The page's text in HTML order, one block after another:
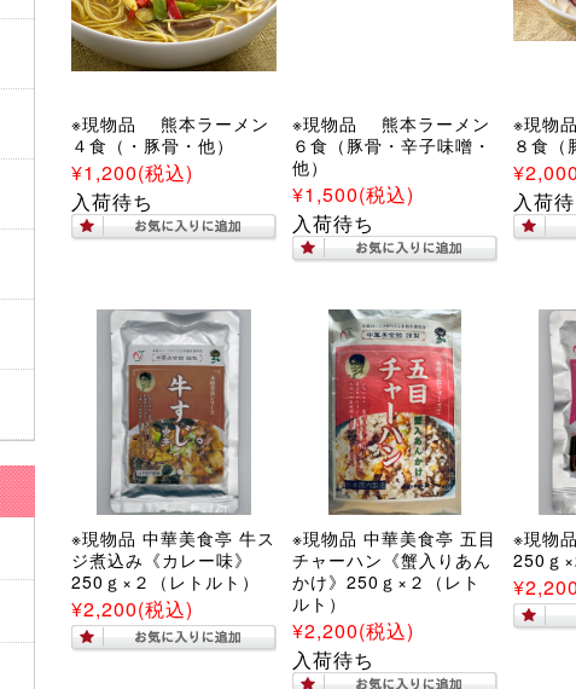
※現物品 熊本ラーメン
４食（・豚骨・他）
¥1,200(税込)
入荷待ち
※現物品 熊本ラーメン
６食（豚骨・辛子味噌・
他）
¥1,500(税込)
入荷待ち
※現物
８食（
¥2,000
入荷
※現物品 中華美食亭 牛ス
ジ煮込み《カレー味》
250ｇ×２（レトルト）
¥2,200(税込)
※現物品 中華美食亭 五目
チャーハン《蟹入りあん
かけ》250ｇ×２（レト
ルト）
¥2,200(税込)
入荷待ち
※現物
250ｇ
¥2,200